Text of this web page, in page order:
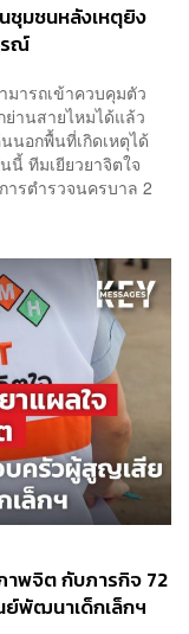
ชุมชนหลังเหตุยิง
รณ์
ารถเข้าควบคุมตัว
านสายไหมได้แล้ว
นอกพื้นที่เกิดเหตุได้
ทีมเยียวยาจิตใจ
ารตำรวจนครบาล 2
าพจิต กับภารกิจ 72
พัฒนาเด็กเล็กฯ